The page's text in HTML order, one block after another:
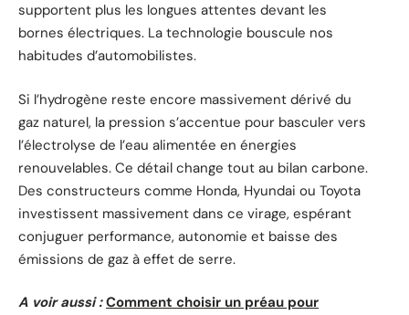
supportent plus les longues attentes devant les
bornes électriques. La technologie bouscule nos
habitudes d’automobilistes.
Si l’hydrogène reste encore massivement dérivé du
gaz naturel, la pression s’accentue pour basculer vers
l’électrolyse de l’eau alimentée en énergies
renouvelables. Ce détail change tout au bilan carbone.
Des constructeurs comme Honda, Hyundai ou Toyota
investissent massivement dans ce virage, espérant
conjuguer performance, autonomie et baisse des
émissions de gaz à effet de serre.
A voir aussi : Comment choisir un préau pour